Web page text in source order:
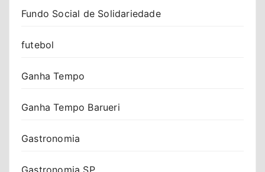
Fundo Social de Solidariedade
futebol
Ganha Tempo
Ganha Tempo Barueri
Gastronomia
Gastronomia SP